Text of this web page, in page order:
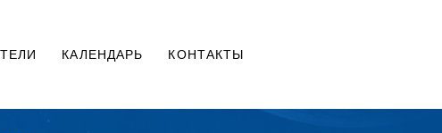
КАЛЕНДАРЬ КОНТАКТЫ